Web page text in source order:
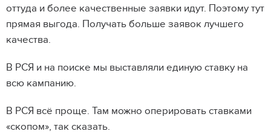
оттуда и более качественные заявки идут. Поэтому тут
прямая выгода. Получать больше заявок лучшего
качества.
В РСЯ и на поиске мы выставляли единую ставку на
всю кампанию.
В РСЯ всё проще. Там можно оперировать ставками
«скопом», так сказать.